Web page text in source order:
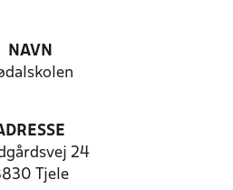
NAVN
24
Tjele